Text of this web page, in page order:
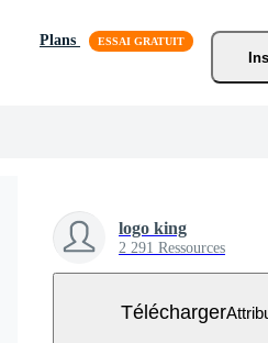
Plans
logo king
2 291 Ressources
Télécharger